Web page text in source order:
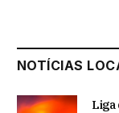
NOTÍCIAS
Liga